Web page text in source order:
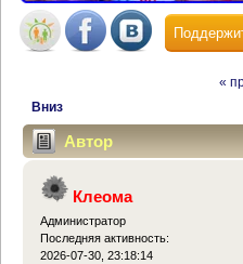
«
Вниз
Автор
(Прочитано 48739 раз)
Клеома
Администратор
Последняя активность:
2026-07-30, 23:18:14